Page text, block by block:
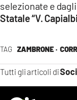
TAG ZAMBRONE ·
Tutti gli articoli di
selezionate e
Statale “V. Capialbi